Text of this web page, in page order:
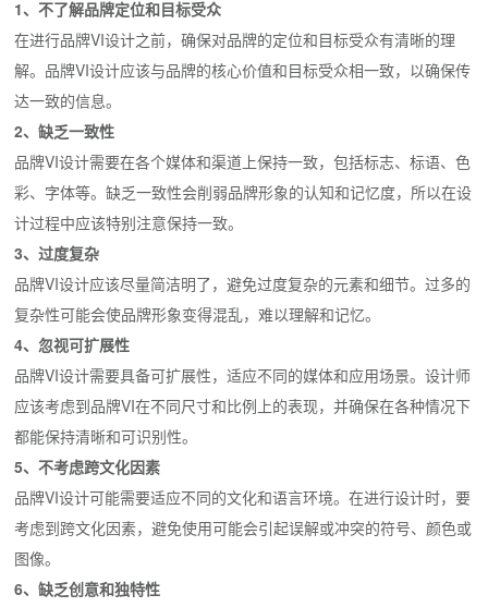
1、不了解品牌定位和目标受众
在进行品牌VI设计之前，确保对品牌的定位和目标受众有清晰的理
解。品牌VI设计应该与品牌的核心价值和目标受众相一致，以确保传
达一致的信息。
2、缺乏一致性
品牌VI设计需要在各个媒体和渠道上保持一致，包括标志、标语、色
彩、字体等。缺乏一致性会削弱品牌形象的认知和记忆度，所以在设
计过程中应该特别注意保持一致。
3、过度复杂
品牌VI设计应该尽量简洁明了，避免过度复杂的元素和细节。过多的
复杂性可能会使品牌形象变得混乱，难以理解和记忆。
4、忽视可扩展性
品牌VI设计需要具备可扩展性，适应不同的媒体和应用场景。设计师
应该考虑到品牌VI在不同尺寸和比例上的表现，并确保在各种情况下
都能保持清晰和可识别性。
5、不考虑跨文化因素
品牌VI设计可能需要适应不同的文化和语言环境。在进行设计时，要
考虑到跨文化因素，避免使用可能会引起误解或冲突的符号、颜色或
图像。
6、缺乏创意和独特性